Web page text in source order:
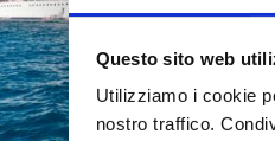
Questo sito web
Utilizziamo i cookie
nostro traffico.